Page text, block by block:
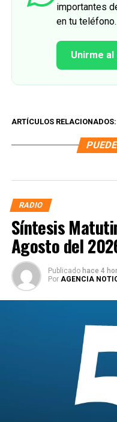
importantes
en tu teléfono.
Unirme al
ARTÍCULOS RELACIONADOS:
RADIO
Síntesis
Agosto del
Publicado hace 4
Por AGENCIA